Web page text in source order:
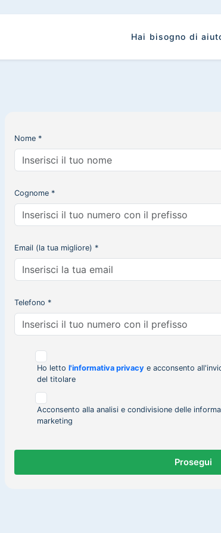
Hai bisogno di
Nome *
Cognome *
Email (la tua migliore) *
Telefono *
Ho letto l'informativa privacy e acconsento
del titolare
Acconsento alla analisi e condivisione delle
marketing